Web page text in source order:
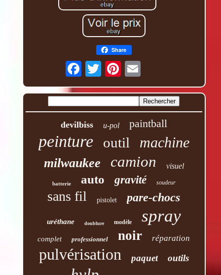
Share
devilbiss u-pol paintball
peinture outil machine
milwaukee camion visuel
batterie auto gravité soudeur
sans fil pistolet pare-chocs
uréthane doublure modèle spray
complet professionnel noir réparation
pulvérisation paquet outils